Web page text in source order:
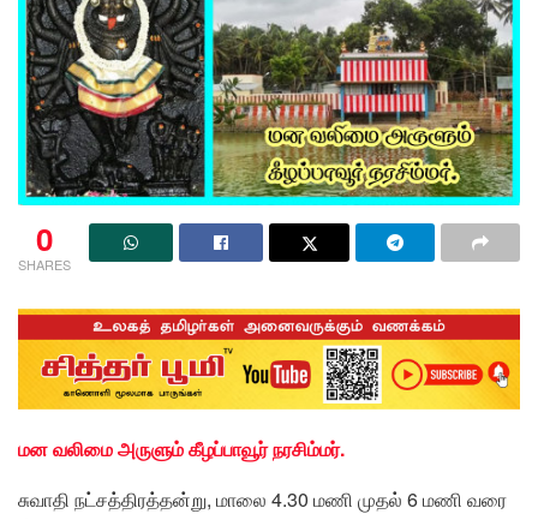
0
SHARES
மன வலிமை அருளும் கீழப்பாவூர் நரசிம்மர்.
சுவாதி நட்சத்திரத்தன்று, மாலை 4.30 மணி முதல் 6 மணி வரை